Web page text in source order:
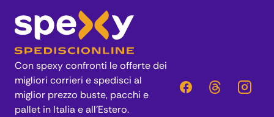
Con spexy confronti le offerte dei
migliori corrieri e spedisci al
miglior prezzo buste, pacchi e
pallet in Italia e all’Estero.